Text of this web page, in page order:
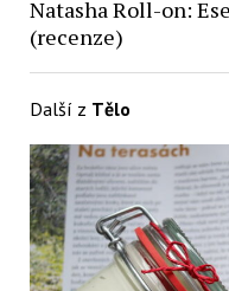
Natasha Roll-on:
(recenze)
Další z Tělo